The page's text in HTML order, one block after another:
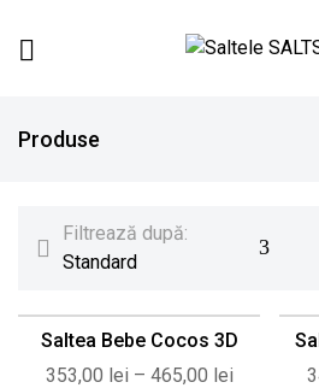
Produse
Filtrează după:
Standard
Saltea Bebe Cocos 3D
353,00 lei – 465,00 lei